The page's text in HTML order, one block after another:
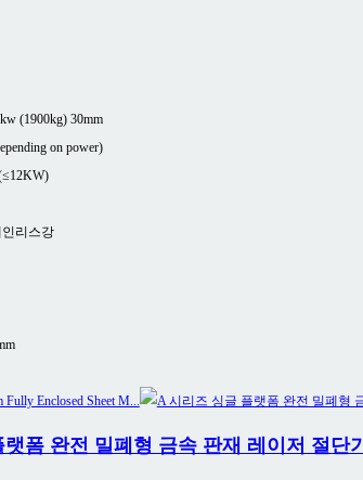
(1900kg) 30mm
on power)
인리스강
폼 완전 밀폐형 금속 판재 레이저 절단